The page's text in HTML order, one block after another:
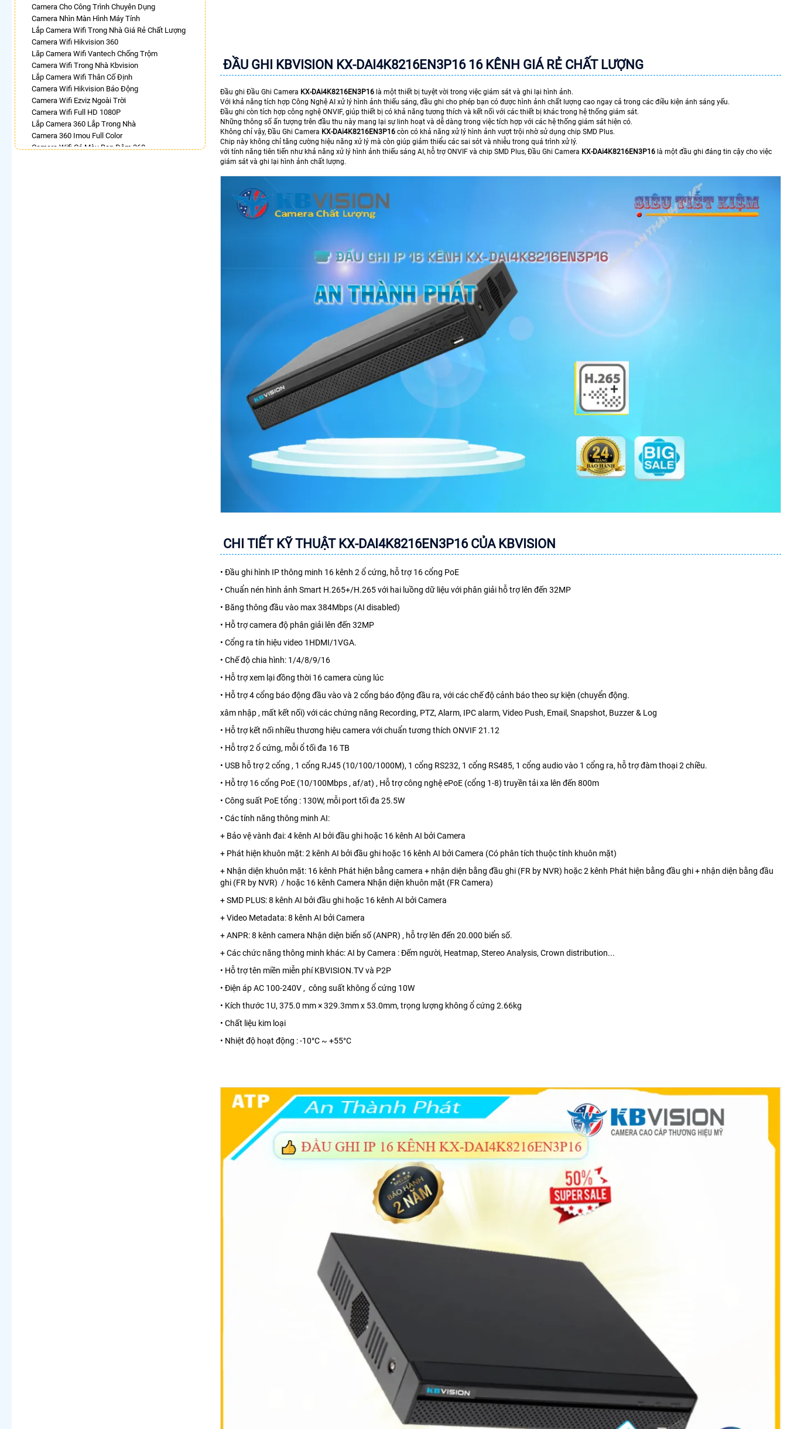
Camera Cho Công Trình Chuyên Dụng
Camera Nhìn Màn Hình Máy Tính
Lắp Camera Wifi Trong Nhà Giá Rẻ Chất Lượng
Camera Wifi Hikvision 360
Lăp Camera Wifi Vantech Chống Trộm
Camera Wifi Trong Nhà Kbvision
Lắp Camera Wifi Thân Cố Định
Camera Wifi Hikvision Báo Động
Camera Wifi Ezviz Ngoài Trời
Camera Wifi Full HD 1080P
Lắp Camera 360 Lắp Trong Nhà
Camera 360 Imou Full Color
Camera Wifi Có Màu Ban Đêm 360
ĐẦU GHI KBVISION KX-DAI4K8216EN3P16 16 KÊNH GIÁ RẺ CHẤT LƯỢNG
Đầu ghi Đầu Ghi Camera KX-DAi4K8216EN3P16 là một thiết bị tuyệt vời trong việc giám sát và ghi lại hình ảnh.
Với khả năng tích hợp Công Nghệ AI xử lý hình ảnh thiếu sáng, đầu ghi cho phép bạn có được hình ảnh chất lượng cao ngay cả trong các điều kiện ánh sáng yếu.
Đầu ghi còn tích hợp công nghệ ONVIF, giúp thiết bị có khả năng tương thích và kết nối với các thiết bị khác trong hệ thống giám sát.
Những thông số ấn tượng trên đầu thu này mang lại sự linh hoạt và dễ dàng trong việc tích hợp với các hệ thống giám sát hiện có.
Không chỉ vậy, Đầu Ghi Camera KX-DAi4K8216EN3P16 còn có khả năng xử lý hình ảnh vượt trội nhờ sử dụng chip SMD Plus.
Chip này không chỉ tăng cường hiệu năng xử lý mà còn giúp giảm thiểu các sai sót và nhiễu trong quá trình xử lý.
với tính năng tiên tiến như khả năng xử lý hình ảnh thiếu sáng AI, hỗ trợ ONVIF và chip SMD Plus, Đầu Ghi Camera KX-DAi4K8216EN3P16 là một đầu ghi đáng tin cậy cho việc
giám sát và ghi lại hình ảnh chất lượng.
CHI TIẾT KỸ THUẬT KX-DAI4K8216EN3P16 CỦA KBVISION
• Đầu ghi hình IP thông minh 16 kênh 2 ổ cứng, hỗ trợ 16 cổng PoE
• Chuẩn nén hình ảnh Smart H.265+/H.265 với hai luồng dữ liệu với phân giải hỗ trợ lên đến 32MP
• Băng thông đầu vào max 384Mbps (AI disabled)
• Hỗ trợ camera độ phân giải lên đến 32MP
• Cổng ra tín hiệu video 1HDMI/1VGA.
• Chế độ chia hình: 1/4/8/9/16
• Hỗ trợ xem lại đồng thời 16 camera cùng lúc
• Hỗ trợ 4 cổng báo động đầu vào và 2 cổng báo động đầu ra, với các chế độ cảnh báo theo sự kiện (chuyển động.
xâm nhập , mất kết nối) với các chứng năng Recording, PTZ, Alarm, IPC alarm, Video Push, Email, Snapshot, Buzzer & Log
• Hỗ trợ kết nối nhiều thương hiệu camera với chuẩn tương thích ONVIF 21.12
• Hỗ trợ 2 ổ cứng, mỗi ổ tối đa 16 TB
• USB hỗ trợ 2 cổng , 1 cổng RJ45 (10/100/1000M), 1 cổng RS232, 1 cổng RS485, 1 cổng audio vào 1 cổng ra, hỗ trợ đàm thoại 2 chiều.
• Hỗ trợ 16 cổng PoE (10/100Mbps , af/at) , Hỗ trợ công nghệ ePoE (cổng 1-8) truyền tải xa lên đến 800m
• Công suất PoE tổng : 130W, mỗi port tối đa 25.5W
• Các tính năng thông minh AI:
+ Bảo vệ vành đai: 4 kênh AI bởi đầu ghi hoặc 16 kênh AI bởi Camera
+ Phát hiện khuôn mặt: 2 kênh AI bởi đầu ghi hoặc 16 kênh AI bởi Camera (Có phân tích thuộc tính khuôn mặt)
+ Nhận diện khuôn mặt: 16 kênh Phát hiện bằng camera + nhận diện bằng đầu ghi (FR by NVR) hoặc 2 kênh Phát hiện bằng đầu ghi + nhận diện bằng đầu
ghi (FR by NVR) / hoặc 16 kênh Camera Nhận diện khuôn mặt (FR Camera)
+ SMD PLUS: 8 kênh AI bởi đầu ghi hoặc 16 kênh AI bởi Camera
+ Video Metadata: 8 kênh AI bởi Camera
+ ANPR: 8 kênh camera Nhận diện biển số (ANPR) , hỗ trợ lên đến 20.000 biển số.
+ Các chức năng thông minh khác: AI by Camera : Đếm người, Heatmap, Stereo Analysis, Crown distribution...
• Hỗ trợ tên miền miễn phí KBVISION.TV và P2P
• Điện áp AC 100-240V , công suất không ổ cứng 10W
• Kích thước 1U, 375.0 mm × 329.3mm x 53.0mm, trọng lượng không ổ cứng 2.66kg
• Chất liệu kim loại
• Nhiệt độ hoạt động : -10°C ~ +55°C